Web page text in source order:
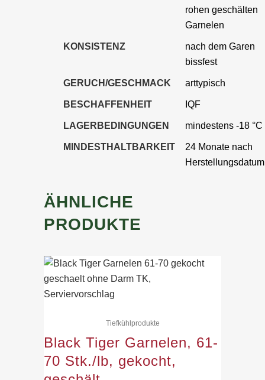
rohen geschälten
Garnelen
KONSISTENZ
nach dem Garen
bissfest
GERUCH/GESCHMACK arttypisch
BESCHAFFENHEIT IQF
LAGERBEDINGUNGEN mindestens -18 °C
MINDESTHALTBARKEIT
24 Monate nach
Herstellungsdatum
ÄHNLICHE
PRODUKTE
Tiefkühlprodukte
Black Tiger Garnelen, 61-
70 Stk./lb, gekocht,